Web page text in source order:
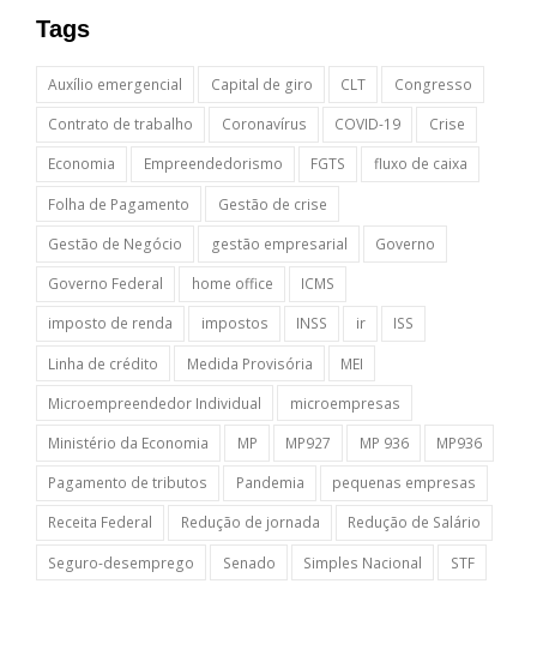
Tags
Auxílio emergencial Capital de giro CLT
Congresso
Contrato de trabalho
Coronavírus COVID-19
Crise
Economia
Empreendedorismo FGTS
fluxo de caixa
Folha de Pagamento
Gestão de crise
Gestão de Negócio
gestão empresarial
Governo
Governo Federal
home office
ICMS
imposto de renda
impostos INSS ir
ISS
Linha de crédito
Medida Provisória
MEI
Microempreendedor Individual
microempresas
Ministério da Economia
MP MP927 MP 936
MP936
Pagamento de tributos
Pandemia
pequenas empresas
Receita Federal
Redução de jornada
Redução de Salário
Seguro-desemprego
Senado Simples Nacional STF